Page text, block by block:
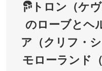
トロン（ケ
のローブとヘ
ア（クリフ・
モローランド